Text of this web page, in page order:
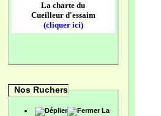
La charte du
Cueilleur d'essaim
(cliquer ici)
Nos Ruchers
La